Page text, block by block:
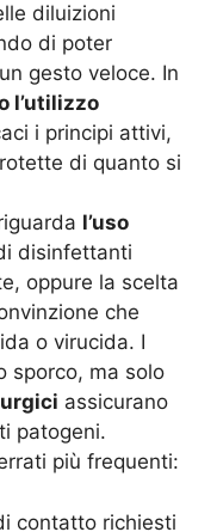
diluizioni
di poter
gesto veloce. In
l’utilizzo
i principi attivi,
di quanto si
l’uso
disinfettanti
oppure la scelta
che
o virucida. I
sporco, ma solo
assicurano
patogeni.
più frequenti:
contatto richiesti